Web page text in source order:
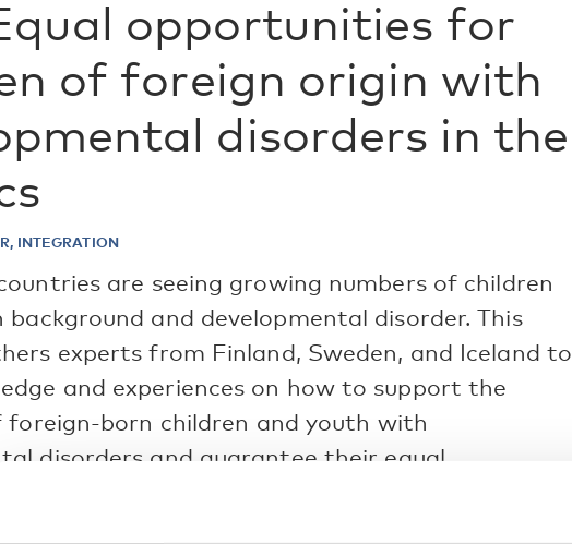
opportunities for
of foreign origin with
disorders in the
INTEGRATION
are seeing growing numbers of children
and developmental disorder. This
experts from Finland, Sweden, and Iceland to
and experiences on how to support the
foreign-born children and youth with
disorders and guarantee their equal